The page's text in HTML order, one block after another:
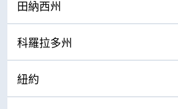
田納西州
科羅拉多州
紐約